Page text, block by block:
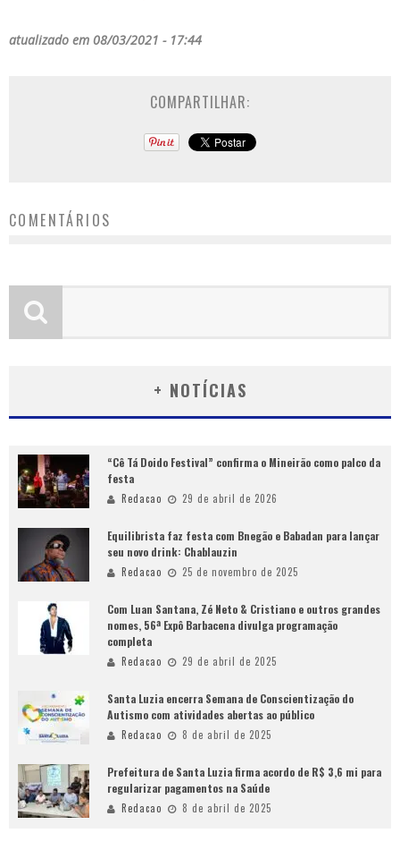
atualizado em 08/03/2021 - 17:44
COMPARTILHAR:
COMENTÁRIOS
+ NOTÍCIAS
“Cê Tá Doido Festival” confirma o Mineirão como palco da
festa
Redacao 29 de abril de 2026
Equilibrista faz festa com Bnegão e Babadan para lançar
seu novo drink: Chablauzin
Redacao 25 de novembro de 2025
Com Luan Santana, Zé Neto & Cristiano e outros grandes
nomes, 56ª Expô Barbacena divulga programação
completa
Redacao 29 de abril de 2025
Santa Luzia encerra Semana de Conscientização do
Autismo com atividades abertas ao público
Redacao 8 de abril de 2025
Prefeitura de Santa Luzia firma acordo de R$ 3,6 mi para
regularizar pagamentos na Saúde
Redacao 8 de abril de 2025